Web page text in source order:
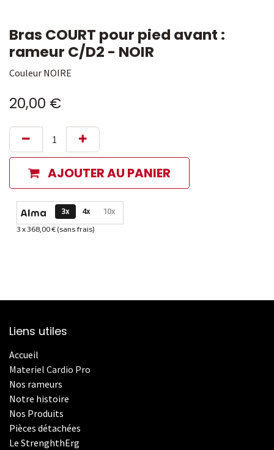
Bras COURT pour pied avant :
rameur C/D2 - NOIR
Couleur NOIRE
20,00 €
AJOUTER AU PANIER
Options de paiement disponibles
3x 4x 10x
Informations sur le plan de paiement sélectionné
3 x 368,00 € (sans frais)
Liens utiles
Accueil
Materiel Cardio Pro
Nos rameurs
Notre histoire
Nos Produits
Pièces détachées
Le StrenghthErg